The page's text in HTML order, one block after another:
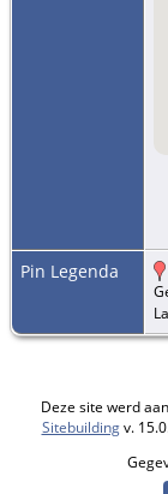
Pin Legenda
Deze site werd
Sitebuildingv.